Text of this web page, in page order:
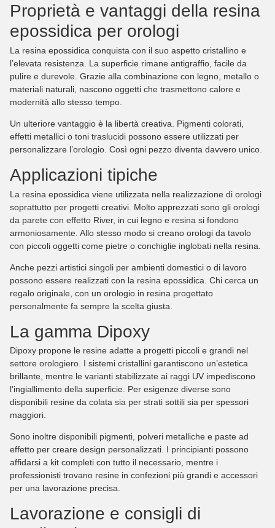
Proprietà e vantaggi della resina
epossidica per orologi
La resina epossidica conquista con il suo aspetto cristallino e
l’elevata resistenza. La superficie rimane antigraffio, facile da
pulire e durevole. Grazie alla combinazione con legno, metallo o
materiali naturali, nascono oggetti che trasmettono calore e
modernità allo stesso tempo.
Un ulteriore vantaggio è la libertà creativa. Pigmenti colorati,
effetti metallici o toni traslucidi possono essere utilizzati per
personalizzare l’orologio. Così ogni pezzo diventa davvero unico.
Applicazioni tipiche
La resina epossidica viene utilizzata nella realizzazione di orologi
soprattutto per progetti creativi. Molto apprezzati sono gli orologi
da parete con effetto River, in cui legno e resina si fondono
armoniosamente. Allo stesso modo si creano orologi da tavolo
con piccoli oggetti come pietre o conchiglie inglobati nella resina.
Anche pezzi artistici singoli per ambienti domestici o di lavoro
possono essere realizzati con la resina epossidica. Chi cerca un
regalo originale, con un orologio in resina progettato
personalmente fa sempre la scelta giusta.
La gamma Dipoxy
Dipoxy propone le resine adatte a progetti piccoli e grandi nel
settore orologiero. I sistemi cristallini garantiscono un’estetica
brillante, mentre le varianti stabilizzate ai raggi UV impediscono
l’ingiallimento della superficie. Per esigenze diverse sono
disponibili resine da colata sia per strati sottili sia per spessori
maggiori.
Sono inoltre disponibili pigmenti, polveri metalliche e paste ad
effetto per creare design personalizzati. I principianti possono
affidarsi a kit completi con tutto il necessario, mentre i
professionisti trovano resine in confezioni più grandi e accessori
per una lavorazione precisa.
Lavorazione e consigli di